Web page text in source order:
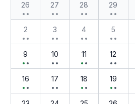
26 27 28 29
2 3 4 5
9 10 11 12
16 17 18 19